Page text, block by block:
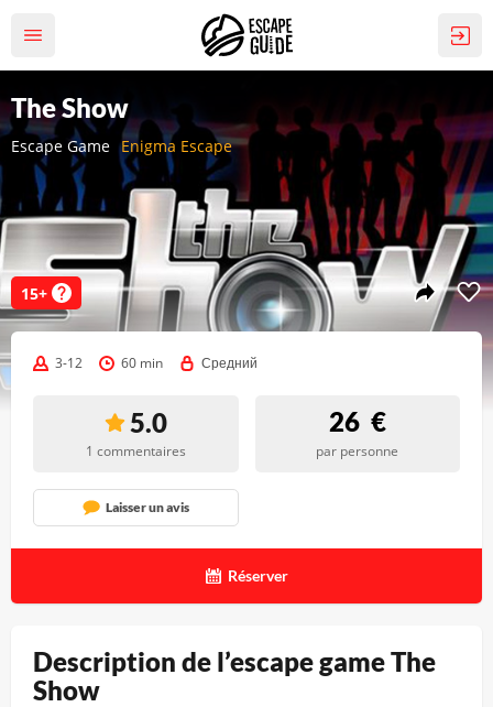
Escape Game Enigma Escape
The Show
15+
Description de l’escape game The
Show
3-12 60 min Средний
5.0
1 commentaires
26 €
par personne
Laisser un avis
Réserver